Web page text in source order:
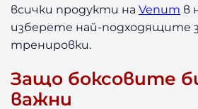
всички продукти наVenum в
изберете най-подходящите
тренировки.
Защо боксовите
важни